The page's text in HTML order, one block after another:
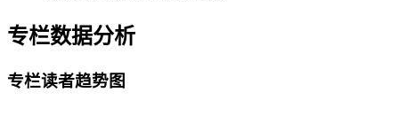
专栏数据分析
专栏读者趋势图